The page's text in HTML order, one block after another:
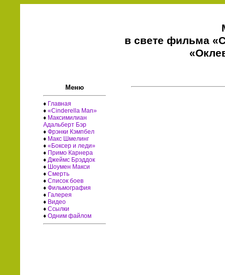
в свете фильма
Меню
♦ Главная
♦«Cinderella Man»
♦ Максимилиан
Адальберт Бэр
♦Фрэнки Кэмпбел
♦ Макс Шмелинг
♦«Боксер и леди»
♦ Примо Карнера
♦ Джеймс Брэддок
♦ Шоумен Макси
♦Смерть
♦Список боев
♦Фильмография
♦ Галерея
♦ Видео
♦Ссылки
♦Одним файлом